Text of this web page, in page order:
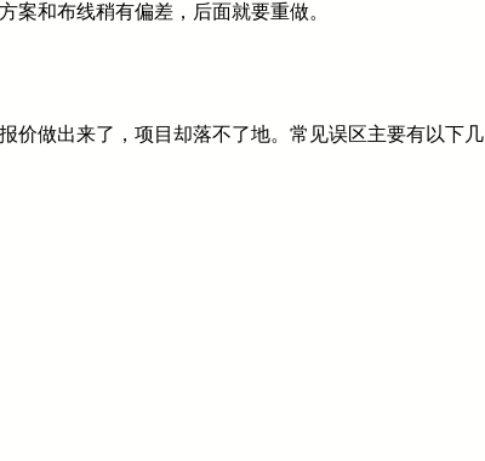
案和布线稍有偏差，后面就要重做。
价做出来了，项目却落不了地。常见误区主要有以下几